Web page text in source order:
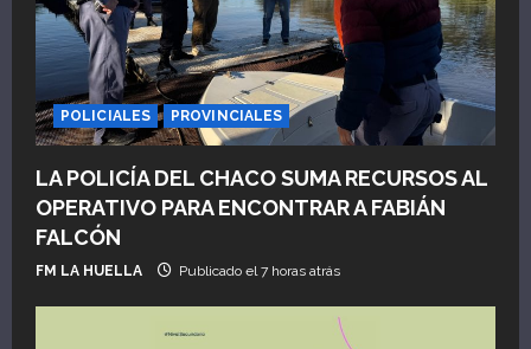
POLICIALES PROVINCIALES
LA POLICÍA DEL CHACO SUMA RECURSOS AL
OPERATIVO PARA ENCONTRAR A FABIÁN
FALCÓN
FM LA HUELLA Publicado el 7 horas atrás